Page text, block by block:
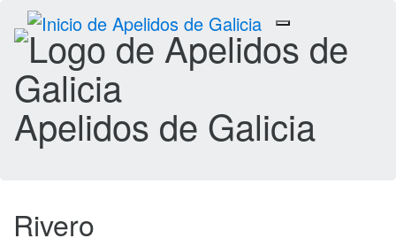
Toggle
navigation
Apelidos de Galicia
Rivero